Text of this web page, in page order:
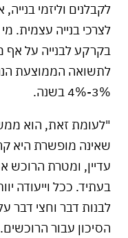
לקבלנים וליזמי
לצרכי בנייה עצמית.
בקרקע לבנייה על אף
לתשואה הממוצעת
3%-4% בשנה.
"לעומת זאת, הוא
שאינה מופשרת היא
עדיין, ומטרת הרוכש
בעתיד. ככל וייעודה
לבנות דבר וחצי דבר
הסיכון עבור הרוכשים.